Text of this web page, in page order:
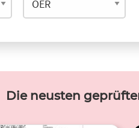
Die neusten